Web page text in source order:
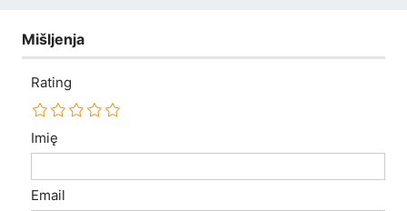
Mišljenja
Rating
Imię
Email